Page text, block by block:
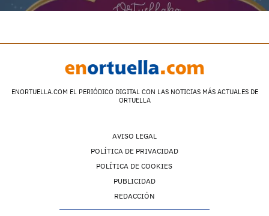
ENORTUELLA.COM EL PERIÓDICO DIGITAL CON LAS NOTICIAS MÁS ACTUALES DE
ORTUELLA
AVISO LEGAL
POLÍTICA DE PRIVACIDAD
POLÍTICA DE COOKIES
PUBLICIDAD
REDACCIÓN